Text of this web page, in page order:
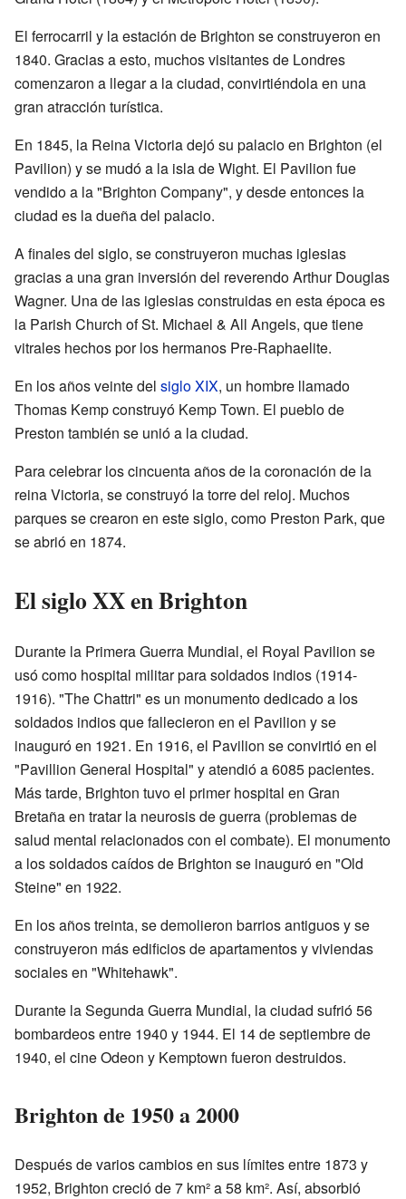
El ferrocarril y la estación de Brighton se construyeron en
1840. Gracias a esto, muchos visitantes de Londres
comenzaron a llegar a la ciudad, convirtiéndola en una
gran atracción turística.
En 1845, la Reina Victoria dejó su palacio en Brighton (el
Pavilion) y se mudó a la isla de Wight. El Pavilion fue
vendido a la "Brighton Company", y desde entonces la
ciudad es la dueña del palacio.
A finales del siglo, se construyeron muchas iglesias
gracias a una gran inversión del reverendo Arthur Douglas
Wagner. Una de las iglesias construidas en esta época es
la Parish Church of St. Michael & All Angels, que tiene
vitrales hechos por los hermanos Pre-Raphaelite.
En los años veinte del siglo XIX, un hombre llamado
Thomas Kemp construyó Kemp Town. El pueblo de
Preston también se unió a la ciudad.
Para celebrar los cincuenta años de la coronación de la
reina Victoria, se construyó la torre del reloj. Muchos
parques se crearon en este siglo, como Preston Park, que
se abrió en 1874.
El siglo XX en Brighton
Durante la Primera Guerra Mundial, el Royal Pavilion se
usó como hospital militar para soldados indios (1914-
1916). "The Chattri" es un monumento dedicado a los
soldados indios que fallecieron en el Pavilion y se
inauguró en 1921. En 1916, el Pavilion se convirtió en el
"Pavillion General Hospital" y atendió a 6085 pacientes.
Más tarde, Brighton tuvo el primer hospital en Gran
Bretaña en tratar la neurosis de guerra (problemas de
salud mental relacionados con el combate). El monumento
a los soldados caídos de Brighton se inauguró en "Old
Steine" en 1922.
En los años treinta, se demolieron barrios antiguos y se
construyeron más edificios de apartamentos y viviendas
sociales en "Whitehawk".
Durante la Segunda Guerra Mundial, la ciudad sufrió 56
bombardeos entre 1940 y 1944. El 14 de septiembre de
1940, el cine Odeon y Kemptown fueron destruidos.
Brighton de 1950 a 2000
Después de varios cambios en sus límites entre 1873 y
1952, Brighton creció de 7 km² a 58 km². Así, absorbió